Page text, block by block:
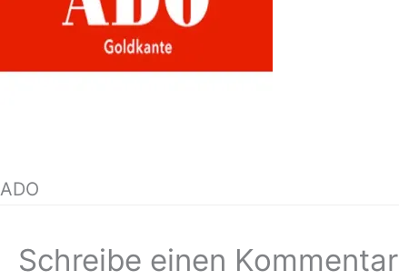
ADO
Schreibe einen Kommentar